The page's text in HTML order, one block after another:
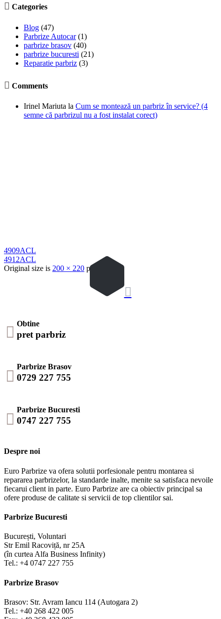
 Categories
Blog (47)
Parbrize Autocar(1)
parbrize brasov (40)
parbrize bucuresti (21)
Reparatie parbriz (3)
 Comments
Irinel Mariuta la Cum se montează un parbriz în service? (4
semne că parbrizul nu a fost instalat corect)
4909ACL
4912ACL
Original size is 200 × 220 pixels

 Obtine
pret parbriz

Parbrize Brasov
0729 227 755

Parbrize Bucuresti
0747 227 755
Despre noi
Euro Parbrize va ofera solutii porfesionale pentru montarea si
repararea parbrizelor, la standarde inalte, menite sa satisfaca nevoile
fiecarui client in parte. Euro Parbrize are ca obiectiv principal sa
ofere produse de calitate si servicii de top clientilor sai.
Parbrize Bucuresti
București, Voluntari
Str Emil Racoviță, nr 25A
(în curtea Alfa Business Infinity)
Tel.: +4 0747 227 755
Parbrize Brasov
Brasov: Str. Avram Iancu 114 (Autogara 2)
Tel.: +40 268 422 005